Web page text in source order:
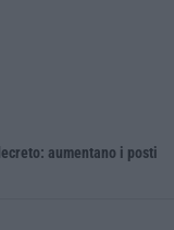
aumentano i posti